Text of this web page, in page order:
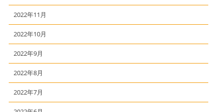
2022年11月
2022年10月
2022年9月
2022年8月
2022年7月